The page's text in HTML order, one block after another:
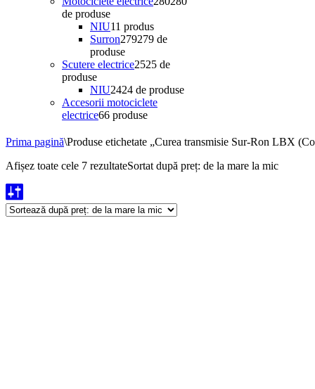
de produse
NIU11 produs
Surron279279 de
produse
Scutere electrice2525 de
produse
NIU2424 de produse
Accesorii motociclete
electrice66 produse
Prima pagină\Produse etichetate „Curea transmisie Sur-Ron LBX
Afișez toate cele 7 rezultateSortat după preț: de la mare la mic